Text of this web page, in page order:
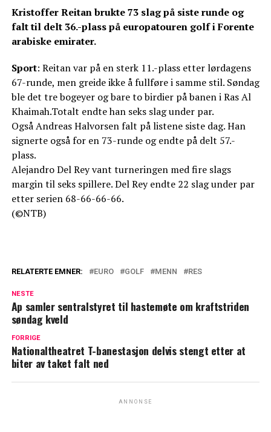
Kristoffer Reitan brukte 73 slag på siste runde og
falt til delt 36.-plass på europatouren golf i Forente
arabiske emirater.
Sport: Reitan var på en sterk 11.-plass etter lørdagens
67-runde, men greide ikke å fullføre i samme stil. Søndag
ble det tre bogeyer og bare to birdier på banen i Ras Al
Khaimah.Totalt endte han seks slag under par.
Også Andreas Halvorsen falt på listene siste dag. Han
signerte også for en 73-runde og endte på delt 57.-
plass.
Alejandro Del Rey vant turneringen med fire slags
margin til seks spillere. Del Rey endte 22 slag under par
etter serien 68-66-66-66.
(©NTB)
RELATERTE EMNER: EURO GOLF MENN RES
NESTE
Ap samler sentralstyret til hastemøte om kraftstriden
søndag kveld
FORRIGE
Nationaltheatret T-banestasjon delvis stengt etter at
biter av taket falt ned
ANNONSE